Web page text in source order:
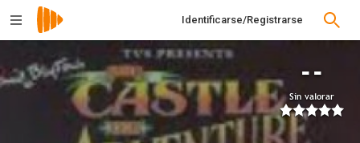
Identificarse/Registrarse
--
Sin valorar